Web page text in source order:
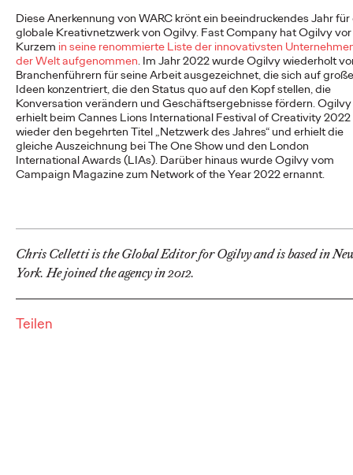
Diese Anerkennung von WARC krönt ein beeindruckendes Jahr für
globale Kreativnetzwerk von Ogilvy. Fast Company hat Ogilvy vor
Kurzem in seine renommierte Liste der innovativsten
der Welt aufgenommen. Im Jahr 2022 wurde Ogilvy wiederholt
Branchenführern für seine Arbeit ausgezeichnet, die sich auf große
Ideen konzentriert, die den Status quo auf den Kopf stellen, die
Konversation verändern und Geschäftsergebnisse fördern. Ogilvy
erhielt beim Cannes Lions International Festival of Creativity 2022
wieder den begehrten Titel „Netzwerk des Jahres“ und erhielt die
gleiche Auszeichnung bei The One Show und den London
International Awards (LIAs). Darüber hinaus wurde Ogilvy vom
Campaign Magazine zum Network of the Year 2022 ernannt.
Chris Celletti is the Global Editor for Ogilvy and is based in
York. He joined the agency in 2012.
Teilen
NEWS
Ogilvy Group
Germany launcht erste
Kampagne für o.b.®
und entstaubt eine
Ikone
Carsten Becker 01/06/2026
Die Ogilvy Group Germany, die einige Brands der Kenvue
Germany GmbH bereits seit Längerem im Bereich Public
Relations betreut, präsentiert nach dem…
More→